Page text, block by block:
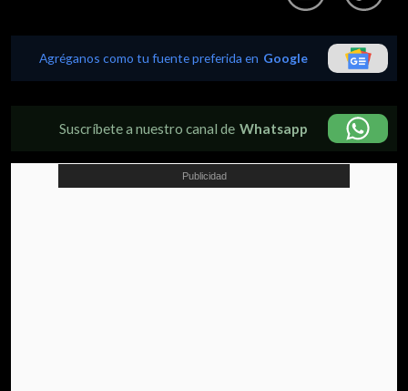
Agréganos como tu fuente preferida en Google
Suscríbete a nuestro canal de Whatsapp